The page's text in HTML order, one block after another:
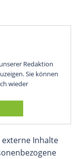
Redaktion
Sie können
wieder
Inhalte